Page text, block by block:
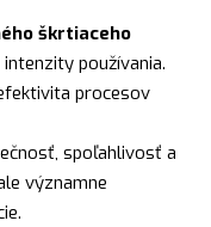
škrtiaceho
používania.
procesov
spoľahlivosť a
významne